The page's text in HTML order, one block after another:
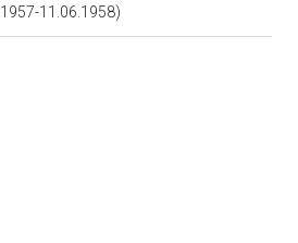
11.06.1958)